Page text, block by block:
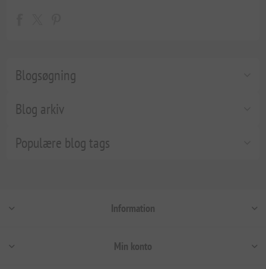
Blogsøgning
Blog arkiv
Populære blog tags
Information
Min konto